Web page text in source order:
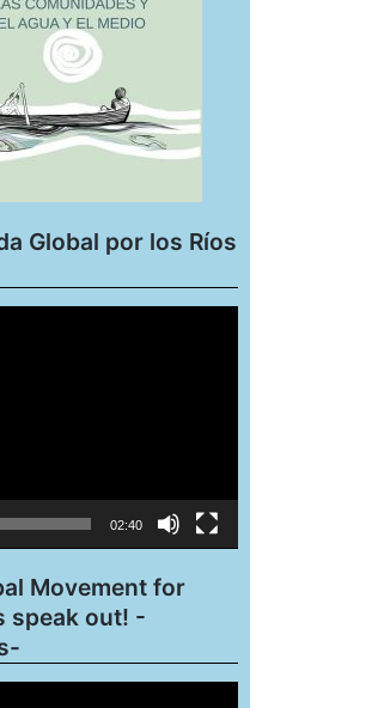
Global por los Ríos
02:40
Movement for
speak out! -